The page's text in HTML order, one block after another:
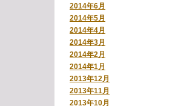
2014年6月
2014年5月
2014年4月
2014年3月
2014年2月
2014年1月
2013年12月
2013年11月
2013年10月